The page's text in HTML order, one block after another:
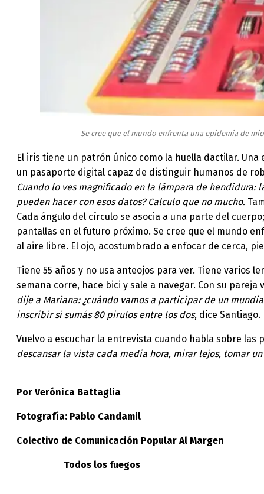
Se cree que el mundo enfrenta una epidemia de
El iris tiene un patrón único como la huella dactilar.
un pasaporte digital capaz de distinguir humanos de
Cuando lo ves magnificado en la lámpara de hendidura:
pueden hacer con esos datos? Calculo que no mucho.
Cada ángulo del círculo se asocia a una parte del
pantallas en el futuro próximo. Se cree que el mundo
al aire libre. El ojo, acostumbrado a enfocar de cerca,
Tiene 55 años y no usa anteojos para ver. Tiene varios
semana corre, hace bici y sale a navegar. Con su
dije a Mariana: ¿cuándo vamos a participar de un
inscribir si sumás 80 pirulos entre los dos, dice Santiago.
Vuelvo a escuchar la entrevista cuando habla sobre las
descansar la vista cada media hora, mirar lejos, tomar
Por Verónica Battaglia
Fotografía: Pablo Candamil
Colectivo de Comunicación Popular Al Margen
Todos los fuegos